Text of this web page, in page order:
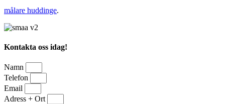
målare huddinge.
Kontakta oss idag!
Namn
Telefon
Email
Adress + Ort